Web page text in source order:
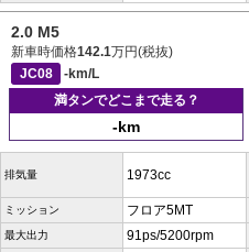
2.0 M5
新車時価格142.1万円(税抜)
JC08
-km/L
満タンでどこまで走る？
-km
排気量 1973cc
ミッション フロア5MT
最大出力 91ps/5200rpm